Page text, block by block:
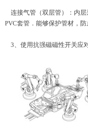
连接气管（双层管）：内层
PVC套管．能够保护管材，防
3、使用抗强磁磁性开关应